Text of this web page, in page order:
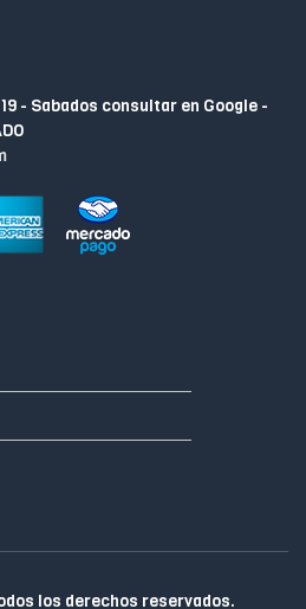
- Sabados consultar en Google -
los derechos reservados.